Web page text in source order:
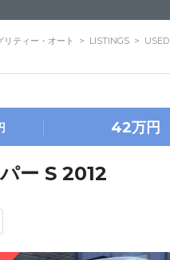
ティー・オート > LISTINGS > USED
42万円
ー S 2012